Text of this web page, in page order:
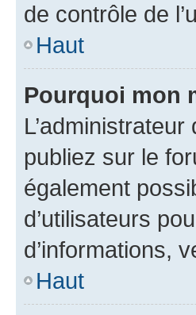
de contrôle de
Haut
Pourquoi mon
publiez sur le
également
d’utilisateurs
d’informations,
Haut